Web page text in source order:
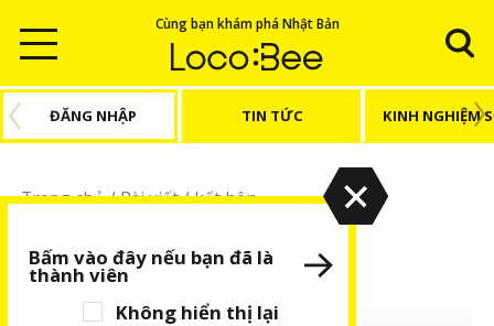
Cùng bạn khám phá Nhật Bản
ĐĂNG NHẬP TIN TỨC KINH NGHIỆM
Trang chủ/Bài viết/kết hôn
kết hôn
Không hiển thị lại
Bấm vào đây nếu bạn đã là
thành viên